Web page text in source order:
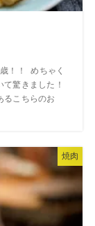
！！ めちゃく
驚きました！
るこちらのお
焼肉